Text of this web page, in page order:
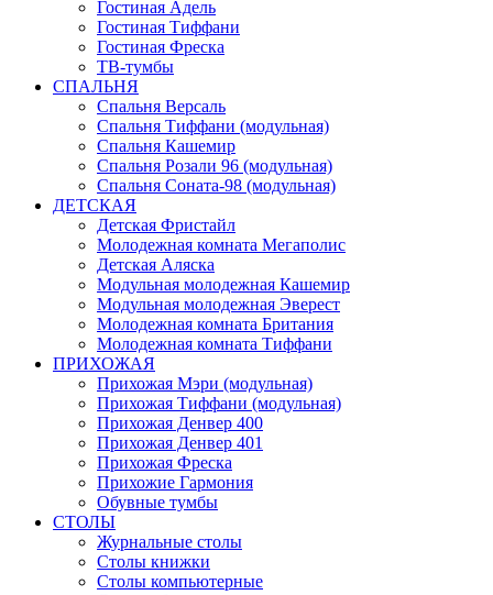
Гостиная Адель
Гостиная Тиффани
Гостиная Фреска
ТВ-тумбы
СПАЛЬНЯ
Спальня Версаль
Спальня Тиффани (модульная)
Спальня Кашемир
Спальня Розали 96 (модульная)
Спальня Соната-98 (модульная)
ДЕТСКАЯ
Детская Фристайл
Молодежная комната Мегаполис
Детская Аляска
Модульная молодежная Кашемир
Модульная молодежная Эверест
Молодежная комната Британия
Молодежная комната Тиффани
ПРИХОЖАЯ
Прихожая Мэри (модульная)
Прихожая Тиффани (модульная)
Прихожая Денвер 400
Прихожая Денвер 401
Прихожая Фреска
Прихожие Гармония
Обувные тумбы
СТОЛЫ
Журнальные столы
Столы книжки
Столы компьютерные